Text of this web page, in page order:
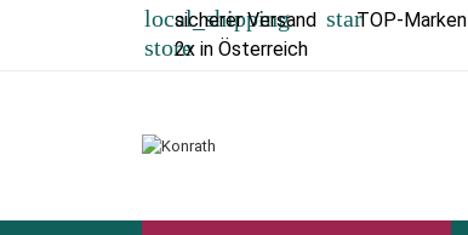
local_shipping
sicherer Versand starTOP-Marken
store2x in Österreich